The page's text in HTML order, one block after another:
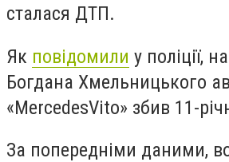
сталася ДТП.
Як повідомили у поліції,
Богдана Хмельницького
«MercedesVito» збив 11-
За попередніми даними,